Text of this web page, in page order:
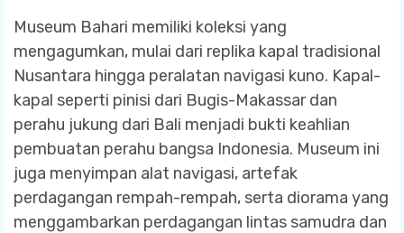
Museum Bahari memiliki koleksi yang
mengagumkan, mulai dari replika kapal tradisional
Nusantara hingga peralatan navigasi kuno. Kapal-
kapal seperti pinisi dari Bugis-Makassar dan
perahu jukung dari Bali menjadi bukti keahlian
pembuatan perahu bangsa Indonesia. Museum ini
juga menyimpan alat navigasi, artefak
perdagangan rempah-rempah, serta diorama yang
menggambarkan perdagangan lintas samudra dan